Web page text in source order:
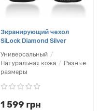
Экранирующий чехол
SiLock Diamond Silver
Универсальный
Натуральная кожа
Разные
размеры
1 599 грн